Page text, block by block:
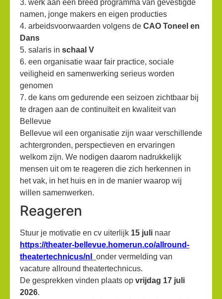
3. werk aan een breed programma van gevestigde
namen, jonge makers en eigen producties
4. arbeidsvoorwaarden volgens de CAO Toneel en
Dans
5. salaris in schaal V
6. een organisatie waar fair practice, sociale
veiligheid en samenwerking serieus worden
genomen
7. de kans om gedurende een seizoen zichtbaar bij
te dragen aan de continuïteit en kwaliteit van
Bellevue
Bellevue wil een organisatie zijn waar verschillende
achtergronden, perspectieven en ervaringen
welkom zijn. We nodigen daarom nadrukkelijk
mensen uit om te reageren die zich herkennen in
het vak, in het huis en in de manier waarop wij
willen samenwerken.
Reageren
Stuur je motivatie en cv uiterlijk 15 juli naar
https://theater-bellevue.homerun.co/allround-
theatertechnicus/nl
onder vermelding van
vacature allround theatertechnicus.
De gesprekken vinden plaats op vrijdag 17 juli
2026.